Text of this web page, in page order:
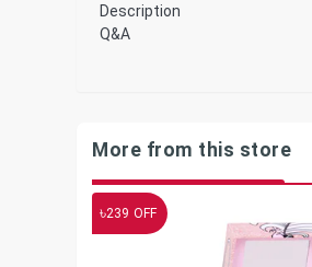
Description
Q&A
More from this store
৳239 OFF